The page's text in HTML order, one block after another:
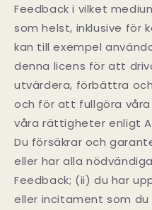
Feedback i vilket
som helst, inklusive för
kan till exempel
denna licens för att
utvärdera, förbättra
och för att fullgöra
våra rättigheter enligt
Du försäkrar och
eller har alla
Feedback; (ii) du har
eller incitament som